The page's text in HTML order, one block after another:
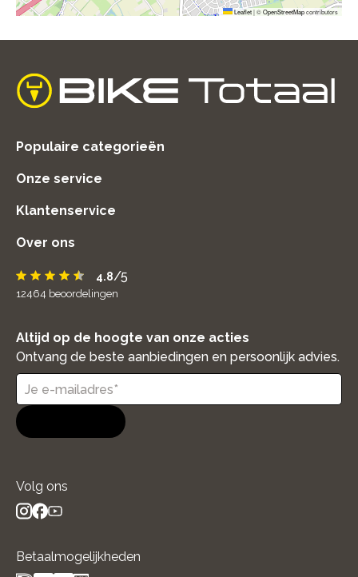
Leaflet|©OpenStreetMapcontributors
home
Populaire categorieën
Onze service
Klantenservice
Over ons
4.8/5
12464 beoordelingen
Altijd op de hoogte van onze acties
Ontvang de beste aanbiedingen en persoonlijk advies.
Volg ons
Betaalmogelijkheden